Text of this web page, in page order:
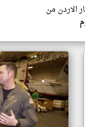
الاردن من
اخبار الاردن من سي ان